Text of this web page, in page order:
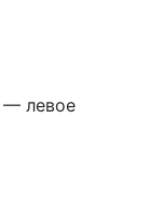
— левое